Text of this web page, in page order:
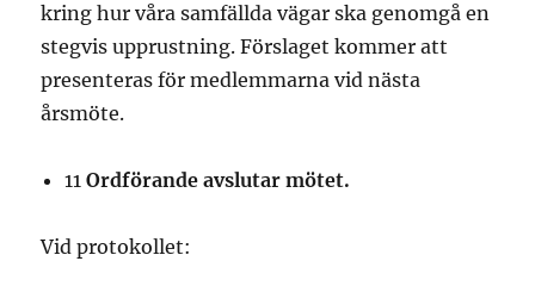
kring hur våra samfällda vägar ska genomgå en
stegvis upprustning. Förslaget kommer att
presenteras för medlemmarna vid nästa
årsmöte.
11Ordförande avslutar mötet.
Vid protokollet: